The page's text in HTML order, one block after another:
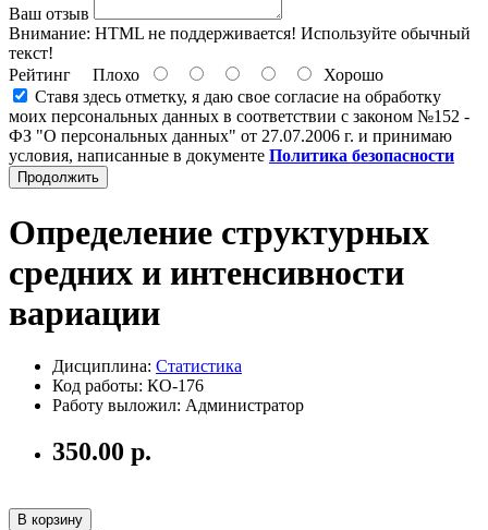
Ваш отзыв
Внимание: HTML не поддерживается! Используйте обычный
текст!
Рейтинг Плохо
Хорошо
Ставя здесь отметку, я даю свое согласие на обработку
моих персональных данных в соответствии с законом №152 -
ФЗ "О персональных данных" от 27.07.2006 г. и принимаю
условия, написанные в документе Политика безопасности
Продолжить
Определение структурных
средних и интенсивности
вариации
Дисциплина: Статистика
Код работы: КО-176
Работу выложил: Администратор
350.00 р.
В корзину